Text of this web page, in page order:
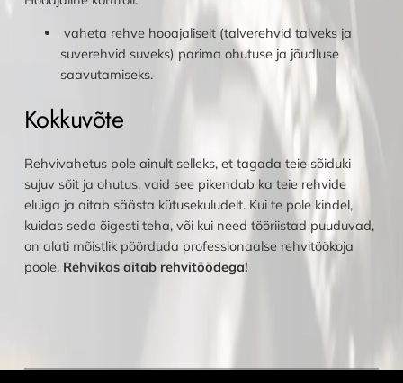
vaheta rehve hooajaliselt (talverehvid talveks ja
suverehvid suveks) parima ohutuse ja jõudluse
saavutamiseks.
Kokkuvõte
Rehvivahetus pole ainult selleks, et tagada teie sõiduki
sujuv sõit ja ohutus, vaid see pikendab ka teie rehvide
eluiga ja aitab säästa kütusekuludelt. Kui te pole kindel,
kuidas seda õigesti teha, või kui need tööriistad puuduvad,
on alati mõistlik pöörduda professionaalse rehvitöökoja
poole. Rehvikas aitab rehvitöödega!